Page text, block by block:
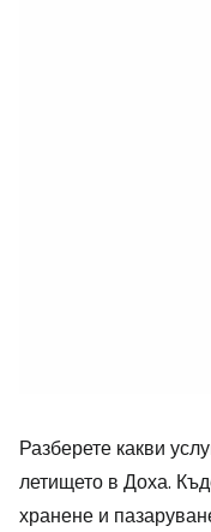
Разберете какви
летището в Доха.
хранене и